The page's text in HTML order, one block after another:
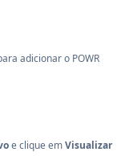
adicionar o POWR
e clique emVisualizar